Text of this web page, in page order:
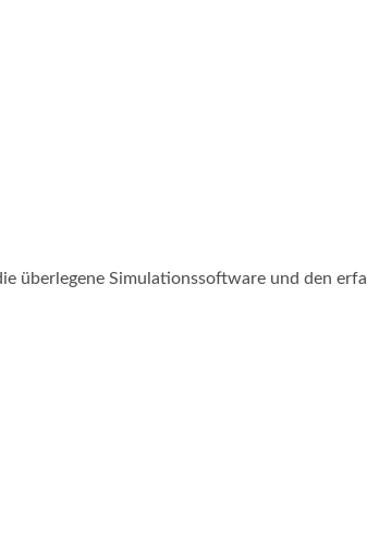
überlegene Simulationssoftware und den